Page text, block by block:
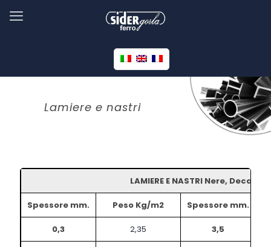
Lamiere e nastri
LAMIERE E NASTRI Nere,
Spessore mm. Peso Kg/m2 Spessore mm.
0,3 2,35 3,5